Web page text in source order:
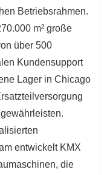
Betriebsrahmen.
m² große
über 500
Kundensupport
Lager in Chicago
entwickelt KMX
die